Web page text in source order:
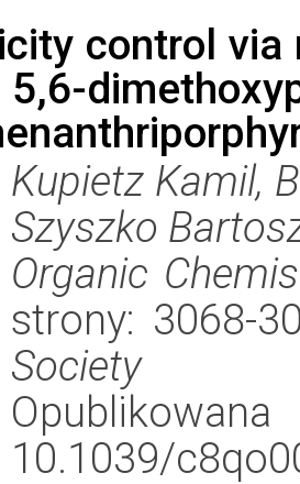
control
Kupietz Kamil,
Szyszko
Organic
strony: 3068-
Society
Opublikowana
10.1039/